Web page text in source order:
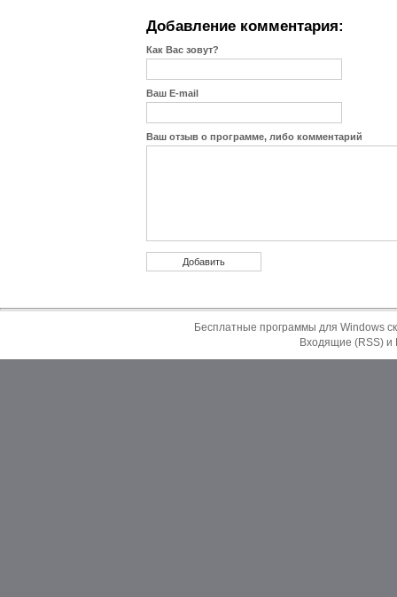
Добавление комментария:
Как Вас зовут?
Ваш E-mail
Ваш отзыв о программе, либо комментарий
Бесплатные программы для Windows
Входящие (RSS)и